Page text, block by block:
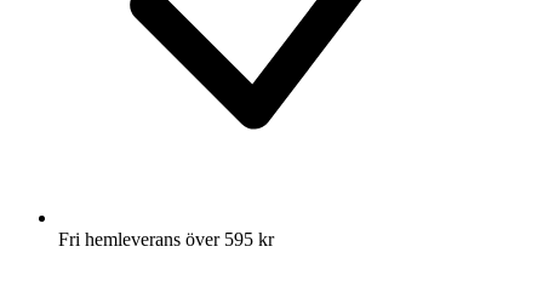
Fri hemleverans över 595 kr